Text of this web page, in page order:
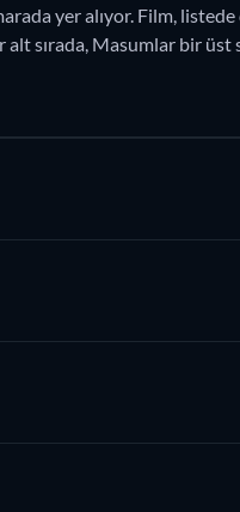
yer alıyor. Film,
sırada, Masumlar bir üst